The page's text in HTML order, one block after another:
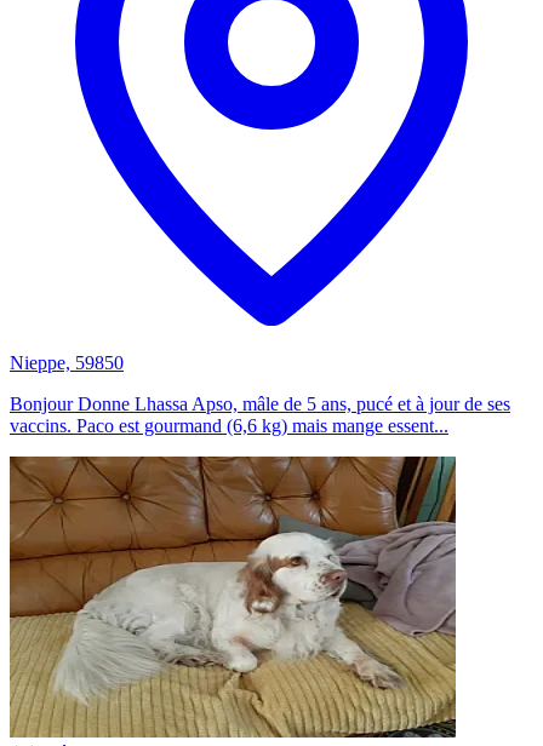
Nieppe, 59850
Bonjour Donne Lhassa Apso, mâle de 5 ans, pucé et à jour de ses
vaccins. Paco est gourmand (6,6 kg) mais mange essent...